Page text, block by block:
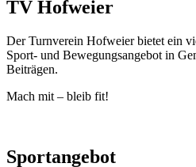
TV Hofweier
Der Turnverein Hofweier bietet ein
Sport- und Bewegungsangebot in
Beiträgen.
Mach mit – bleib fit!
Sportangebot